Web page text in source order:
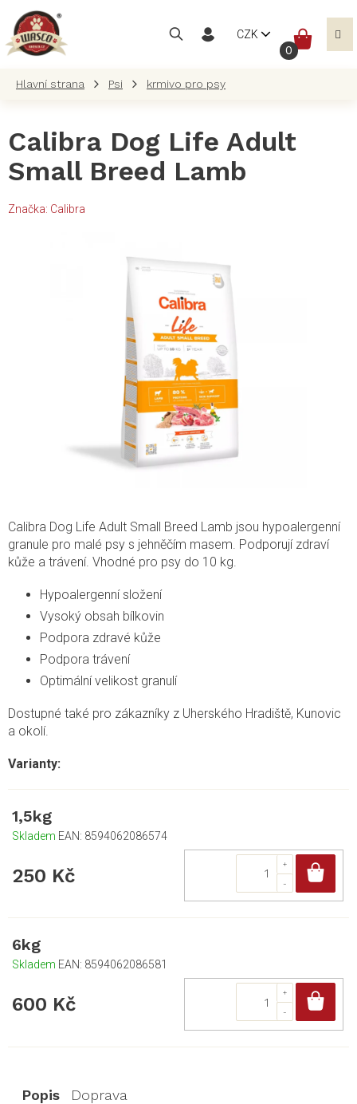
obsah
CZK
Psi krmivo pro psy
Calibra Dog Life Adult
Small Breed Lamb
Značka: Calibra
Calibra Dog Life Adult Small Breed Lamb jsou hypoalergenní
granule pro malé psy s jehněčím masem. Podporují zdraví
kůže a trávení. Vhodné pro psy do 10 kg.
Hypoalergenní složení
Vysoký obsah bílkovin
Podpora zdravé kůže
Podpora trávení
Optimální velikost granulí
Dostupné také pro zákazníky z Uherského Hradiště, Kunovic
a okolí.
1,5kg
Skladem EAN: 8594062086574
250 Kč
6kg
Skladem EAN: 8594062086581
600 Kč
Popis Doprava